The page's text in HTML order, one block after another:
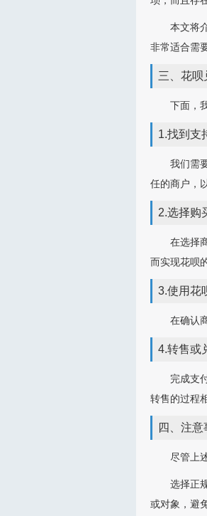
本文将
非常适合需
三、花呗
下面，
1.找到支
我们需
任的商户，
2.选择购
在选择
而实现花呗
3.使用花
在确认
4.转售或
完成支
转售的过程
四、注意
尽管上
选择正
或对象，避